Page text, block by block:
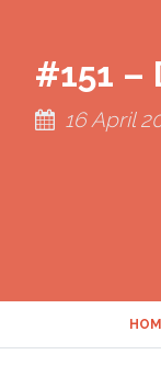
#151 –
16 April